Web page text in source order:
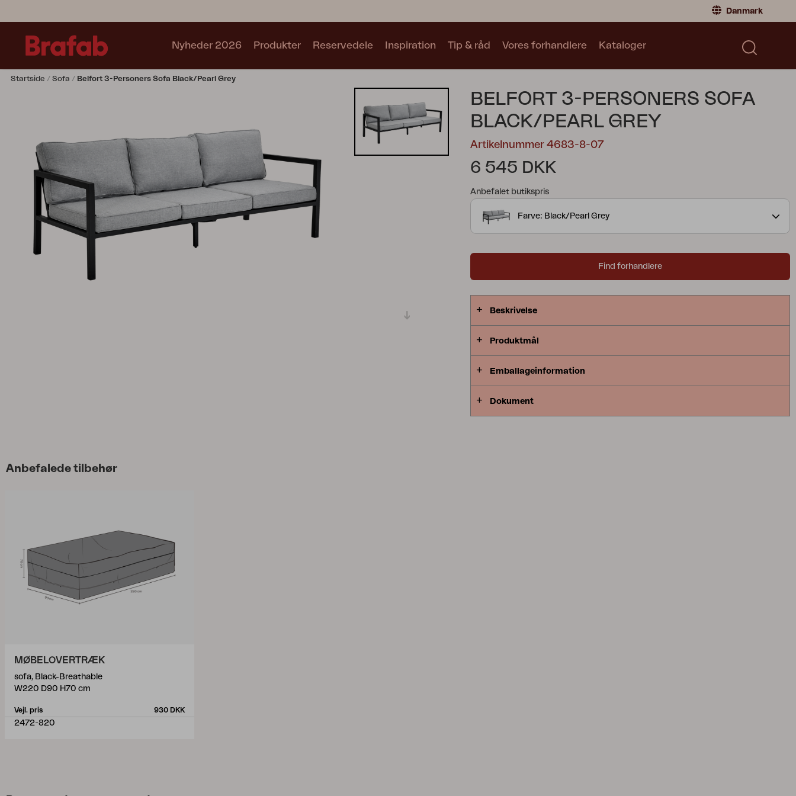
Danmark
Sverige |Sweden
Nyheder 2026 Produkter
Lænestol
Stol
Bord
Udekøkken
Solseng
Relax
Hængesofa
Parasol
Samlinger
Se alle samlinger
Motty Trolly
Kataloger
Reservedele Inspiration Tip & råd Vores forhandlere Kataloger
Startside Sofa Belfort 3-Personers Sofa Black/Pearl Grey
BELFORT 3-PERSONERS SOFA
BLACK/PEARL GREY
Artikelnummer 4683-8-07
6 545 DKK
Anbefalet butikspris
Farve: Black/Pearl Grey
Find forhandlere
Beskrivelse
Produktmål
Emballageinformation
Dokument
Anbefalede tilbehør
MØBELOVERTRÆK
sofa, Black-Breathable
W220 D90 H70 cm
Vejl. pris 930 DKK
2472-820